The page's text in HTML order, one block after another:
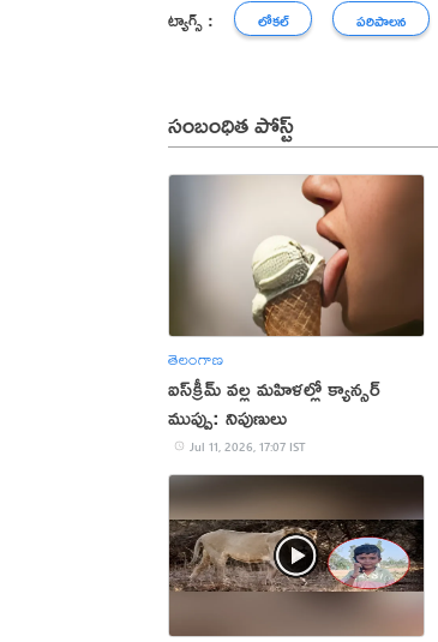
ట్యాగ్స్ : లోకల్ పరిపాలన
సంబంధిత పోస్ట్
తెలంగాణ
ఐస్‌క్రీమ్ వల్ల మహిళల్లో క్యాన్సర్
ముప్పు: నిపుణులు
Jul 11, 2026, 17:07 IST